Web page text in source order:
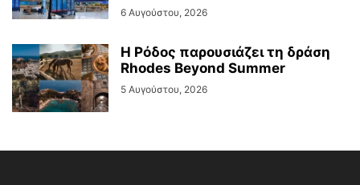
6 Αυγούστου, 2026
Η Ρόδος παρουσιάζει τη δράση
Rhodes Beyond Summer
5 Αυγούστου, 2026